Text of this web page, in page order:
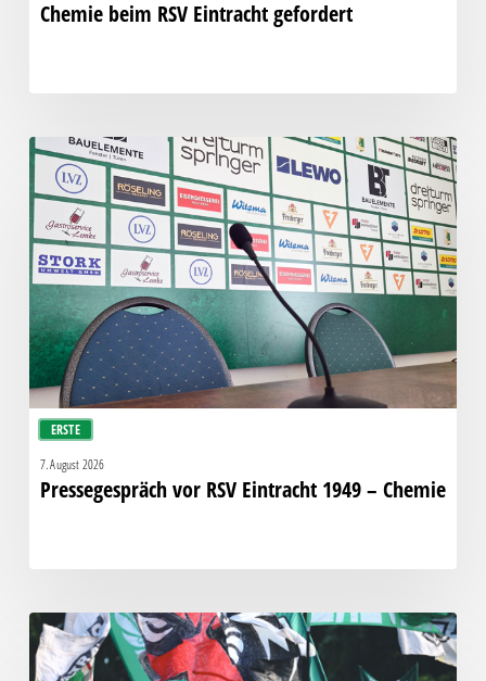
Chemie beim RSV Eintracht gefordert
ERSTE
Pressegespräch
vor
RSV
Eintracht
1949
–
Chemie
7. August 2026
Pressegespräch vor RSV Eintracht 1949 – Chemie
Faninfo
zum